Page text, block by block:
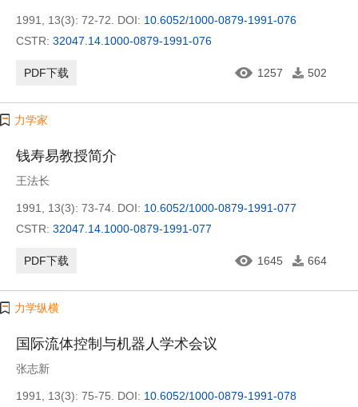
1991, 13(3): 72-72. DOI: 10.6052/1000-0879-1991-076
CSTR: 32047.14.1000-0879-1991-076
PDF下载 1257 502
力学家
钱寿易教授简介
王法长
1991, 13(3): 73-74. DOI: 10.6052/1000-0879-1991-077
CSTR: 32047.14.1000-0879-1991-077
PDF下载 1645 664
力学纵横
国际流体控制与机器人学术会议
张志新
1991, 13(3): 75-75. DOI: 10.6052/1000-0879-1991-078